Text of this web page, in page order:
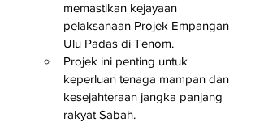
memastikan kejayaan
pelaksanaan Projek Empangan
Ulu Padas di Tenom.
Projek ini penting untuk
keperluan tenaga mampan dan
kesejahteraan jangka panjang
rakyat Sabah.